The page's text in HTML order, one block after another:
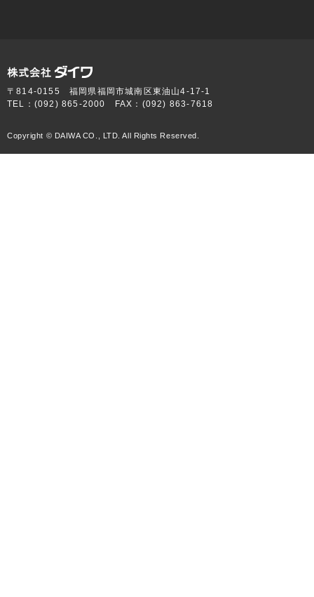
〒814-0155 福岡県福岡市城南区東油山4-17-1
TEL：(092) 865-2000 FAX：(092) 863-7618
Copyright © DAIWA CO., LTD. All Rights Reserved.